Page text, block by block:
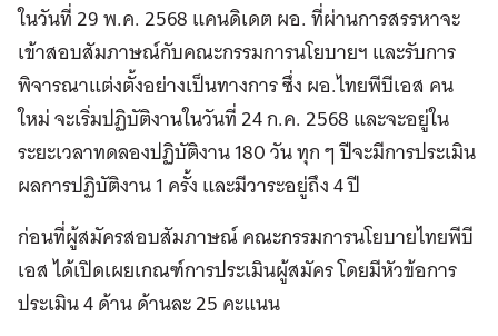
ในวันที่ 29 พ.ค. 2568 แคนดิเดต ผอ. ที่ผ่านการสรรหาจะ
เข้าสอบสัมภาษณ์กับคณะกรรมการนโยบายฯ และรับการ
พิจารณาแต่งตั้งอย่างเป็นทางการ ซึ่ง ผอ.ไทยพีบีเอส คน
ใหม่ จะเริ่มปฏิบัติงานในวันที่ 24 ก.ค. 2568 และจะอยู่ใน
ระยะเวลาทดลองปฏิบัติงาน 180 วัน ทุก ๆ ปีจะมีการประเมิน
ผลการปฏิบัติงาน 1 ครั้ง และมีวาระอยู่ถึง 4 ปี
ก่อนที่ผู้สมัครสอบสัมภาษณ์ คณะกรรมการนโยบายไทยพีบี
เอส ได้เปิดเผยเกณฑ์การประเมินผู้สมัคร โดยมีหัวข้อการ
ประเมิน 4 ด้าน ด้านละ 25 คะแนน